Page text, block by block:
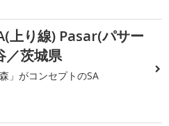
上り線) Pasar(パサー
／茨城県
森」がコンセプトのSA